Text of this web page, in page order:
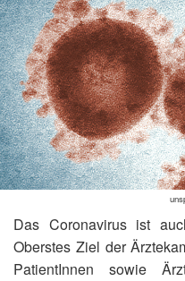
ÜBER UNS
Das Coronavirus ist
Oberstes Ziel der
PatientInnen sowie